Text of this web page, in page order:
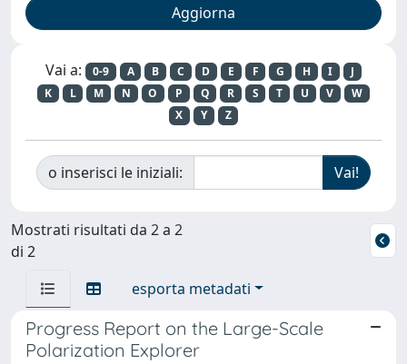
Vai a: 0-9 A B C D E F G H I
J
K
L M N O P Q R S T U V
W
X
Y Z
o inserisci le iniziali:
Mostrati risultati da 2 a 2
di 2
esporta metadati
Progress Report on the Large-Scale
Polarization Explorer